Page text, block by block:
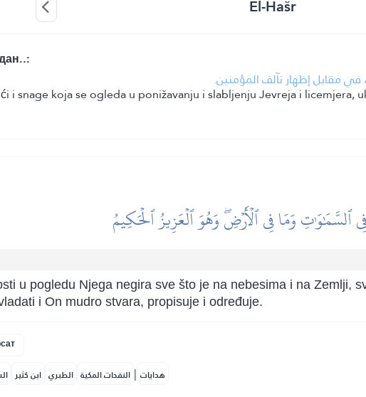
El-Hašr
في مقابل إظهار تآلف المؤمنين.
i snage koja se ogleda u ponižavanju i slabljenju Jevreja i
ٱلسَّمَٰوَٰتِ وَمَا فِي ٱلۡأَرۡضِۖ وَهُوَ ٱلۡعَزِيزُ ٱلۡحَكِيمُ
u pogledu Njega negira sve što je na nebesima i na Zemlji,
i On mudro stvara, propisuje i određuje.
ابن كثير الطبري النفحات المكية | هدايات